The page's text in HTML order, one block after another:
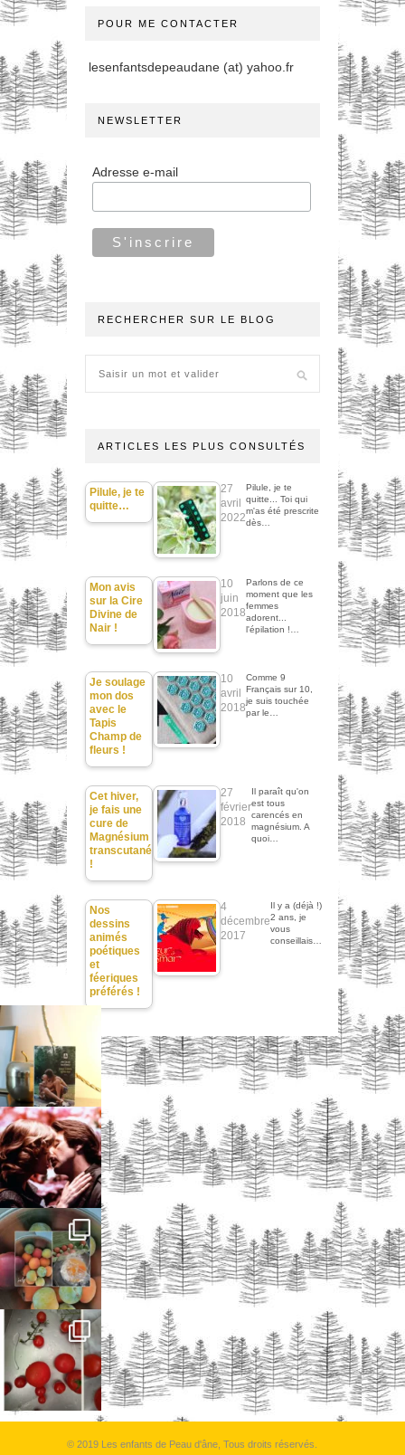
POUR ME CONTACTER
lesenfantsdepeaudane (at) yahoo.fr
NEWSLETTER
Adresse e-mail
RECHERCHER SUR LE BLOG
ARTICLES LES PLUS CONSULTÉS
Pilule, je te
quitte…
27
avril
2022
Pilule, je te
quitte... Toi qui
m'as été prescrite
dès…
Mon avis
sur la Cire
Divine de
Nair !
10
juin
2018
Parlons de ce
moment que les
femmes
adorent...
l'épilation !…
Je soulage
mon dos
avec le
Tapis
Champ de
fleurs !
10
avril
2018
Comme 9
Français sur 10,
je suis touchée
par le…
Cet hiver,
je fais une
cure de
Magnésium
transcutané
!
27
février
2018
Il paraît qu'on
est tous
carencés en
magnésium. A
quoi…
Nos
dessins
animés
poétiques
et
féeriques
préférés !
4
décembre
2017
Il y a (déjà !)
2 ans, je
vous
conseillais…
© 2019 Les enfants de Peau d'âne, Tous droits réservés.